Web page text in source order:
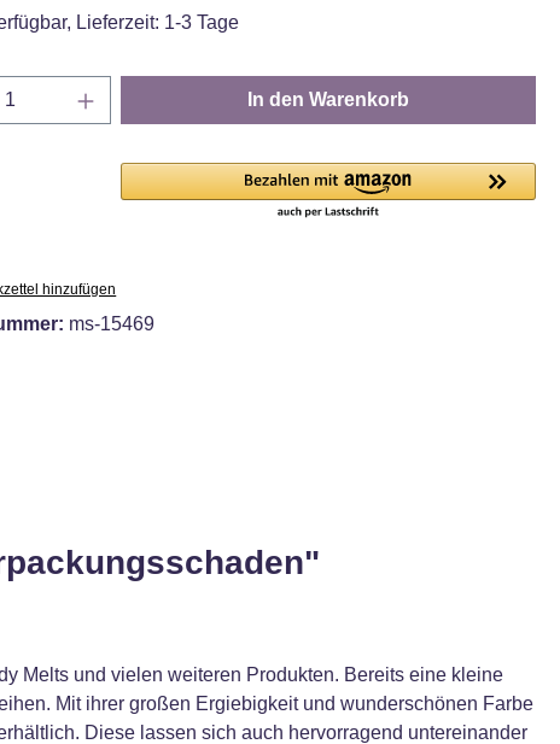
Lieferzeit: 1-3 Tage
Anzahl: Gib den gewünschten Wert ein
In den Warenkorb
hinzufügen
ms-15469
Melts und vielen weiteren Produkten. Bereits eine kleine
Mit ihrer großen Ergiebigkeit und wunderschönen Farbe
Diese lassen sich auch hervorragend untereinander